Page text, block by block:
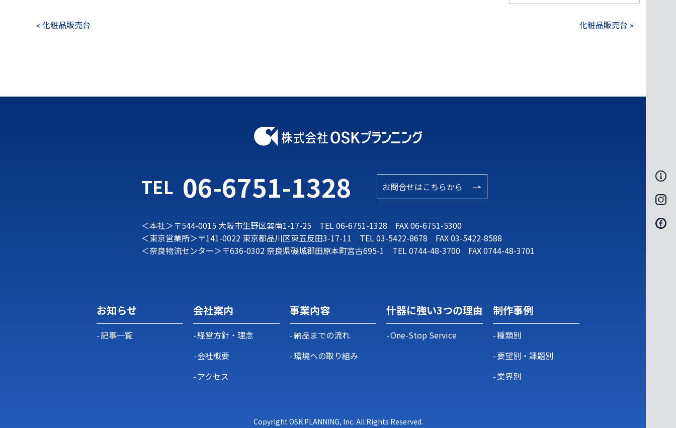
« 化粧品販売台 化粧品販売台 »
TEL 06-6751-1328 お問合せはこちらから
＜本社＞ 〒544-0015 大阪市生野区巽南1-17-25 TEL06-6751-1328 FAX 06-6751-5300
＜東京営業所＞ 〒141-0022 東京都品川区東五反田3-17-11 TEL03-5422-8678 FAX 03-5422-8588
＜奈良物流センター＞ 〒636-0302奈良県磯城郡田原本町宮古695-1 TEL0744-48-3700 FAX 0744-48-3701
お知らせ
記事一覧
会社案内
経営方針・理念
会社概要
アクセス
事業内容
納品までの流れ
環境への取り組み
什器に強い3つの理由
One-Stop Service
制作事例
種類別
要望別・課題別
業界別
Copyright OSK PLANNING, Inc. All Rights Reserved.